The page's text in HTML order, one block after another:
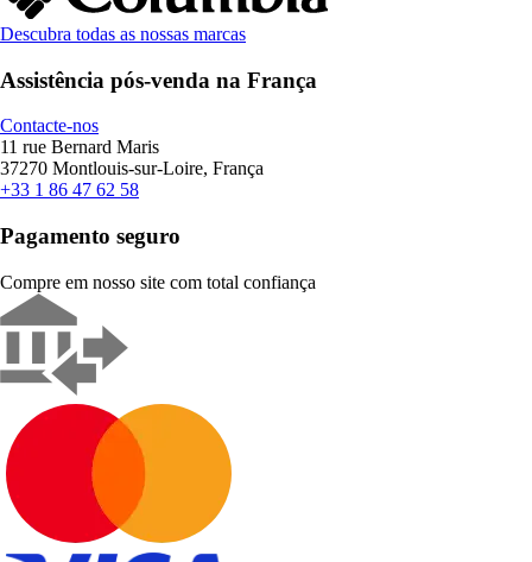
Descubra todas as nossas marcas
Assistência pós-venda na França
Contacte-nos
11 rue Bernard Maris
37270 Montlouis-sur-Loire, França
+33 1 86 47 62 58
Pagamento seguro
Compre em nosso site com total confiança